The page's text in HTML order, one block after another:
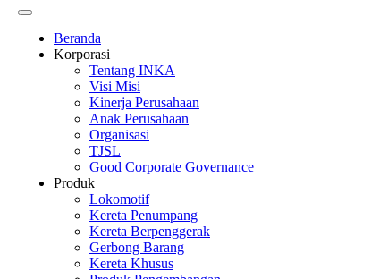
Beranda
Korporasi
Tentang INKA
Visi Misi
Kinerja Perusahaan
Anak Perusahaan
Organisasi
TJSL
Good Corporate Governance
Produk
Lokomotif
Kereta Penumpang
Kereta Berpenggerak
Gerbong Barang
Kereta Khusus